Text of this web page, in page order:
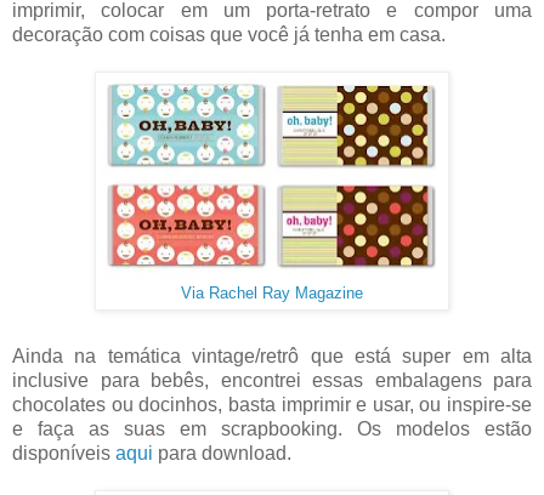
imprimir, colocar em um porta-retrato e compor uma
decoração com coisas que você já tenha em casa.
Via Rachel Ray Magazine
Ainda na temática vintage/retrô que está super em alta
inclusive para bebês, encontrei essas embalagens para
chocolates ou docinhos, basta imprimir e usar, ou inspire-se
e faça as suas em scrapbooking. Os modelos estão
disponíveis aqui para download.